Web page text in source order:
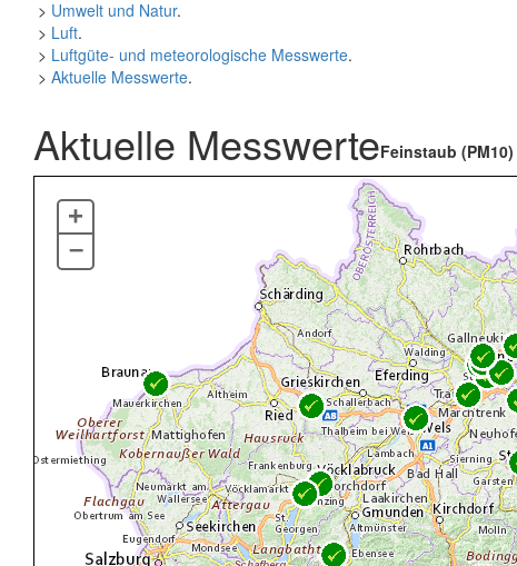
> Umwelt und Natur.
> Luft.
> Luftgüte- und meteorologische Messwerte.
> Aktuelle Messwerte.
Aktuelle MesswerteFeinstaub (PM10)
+
–